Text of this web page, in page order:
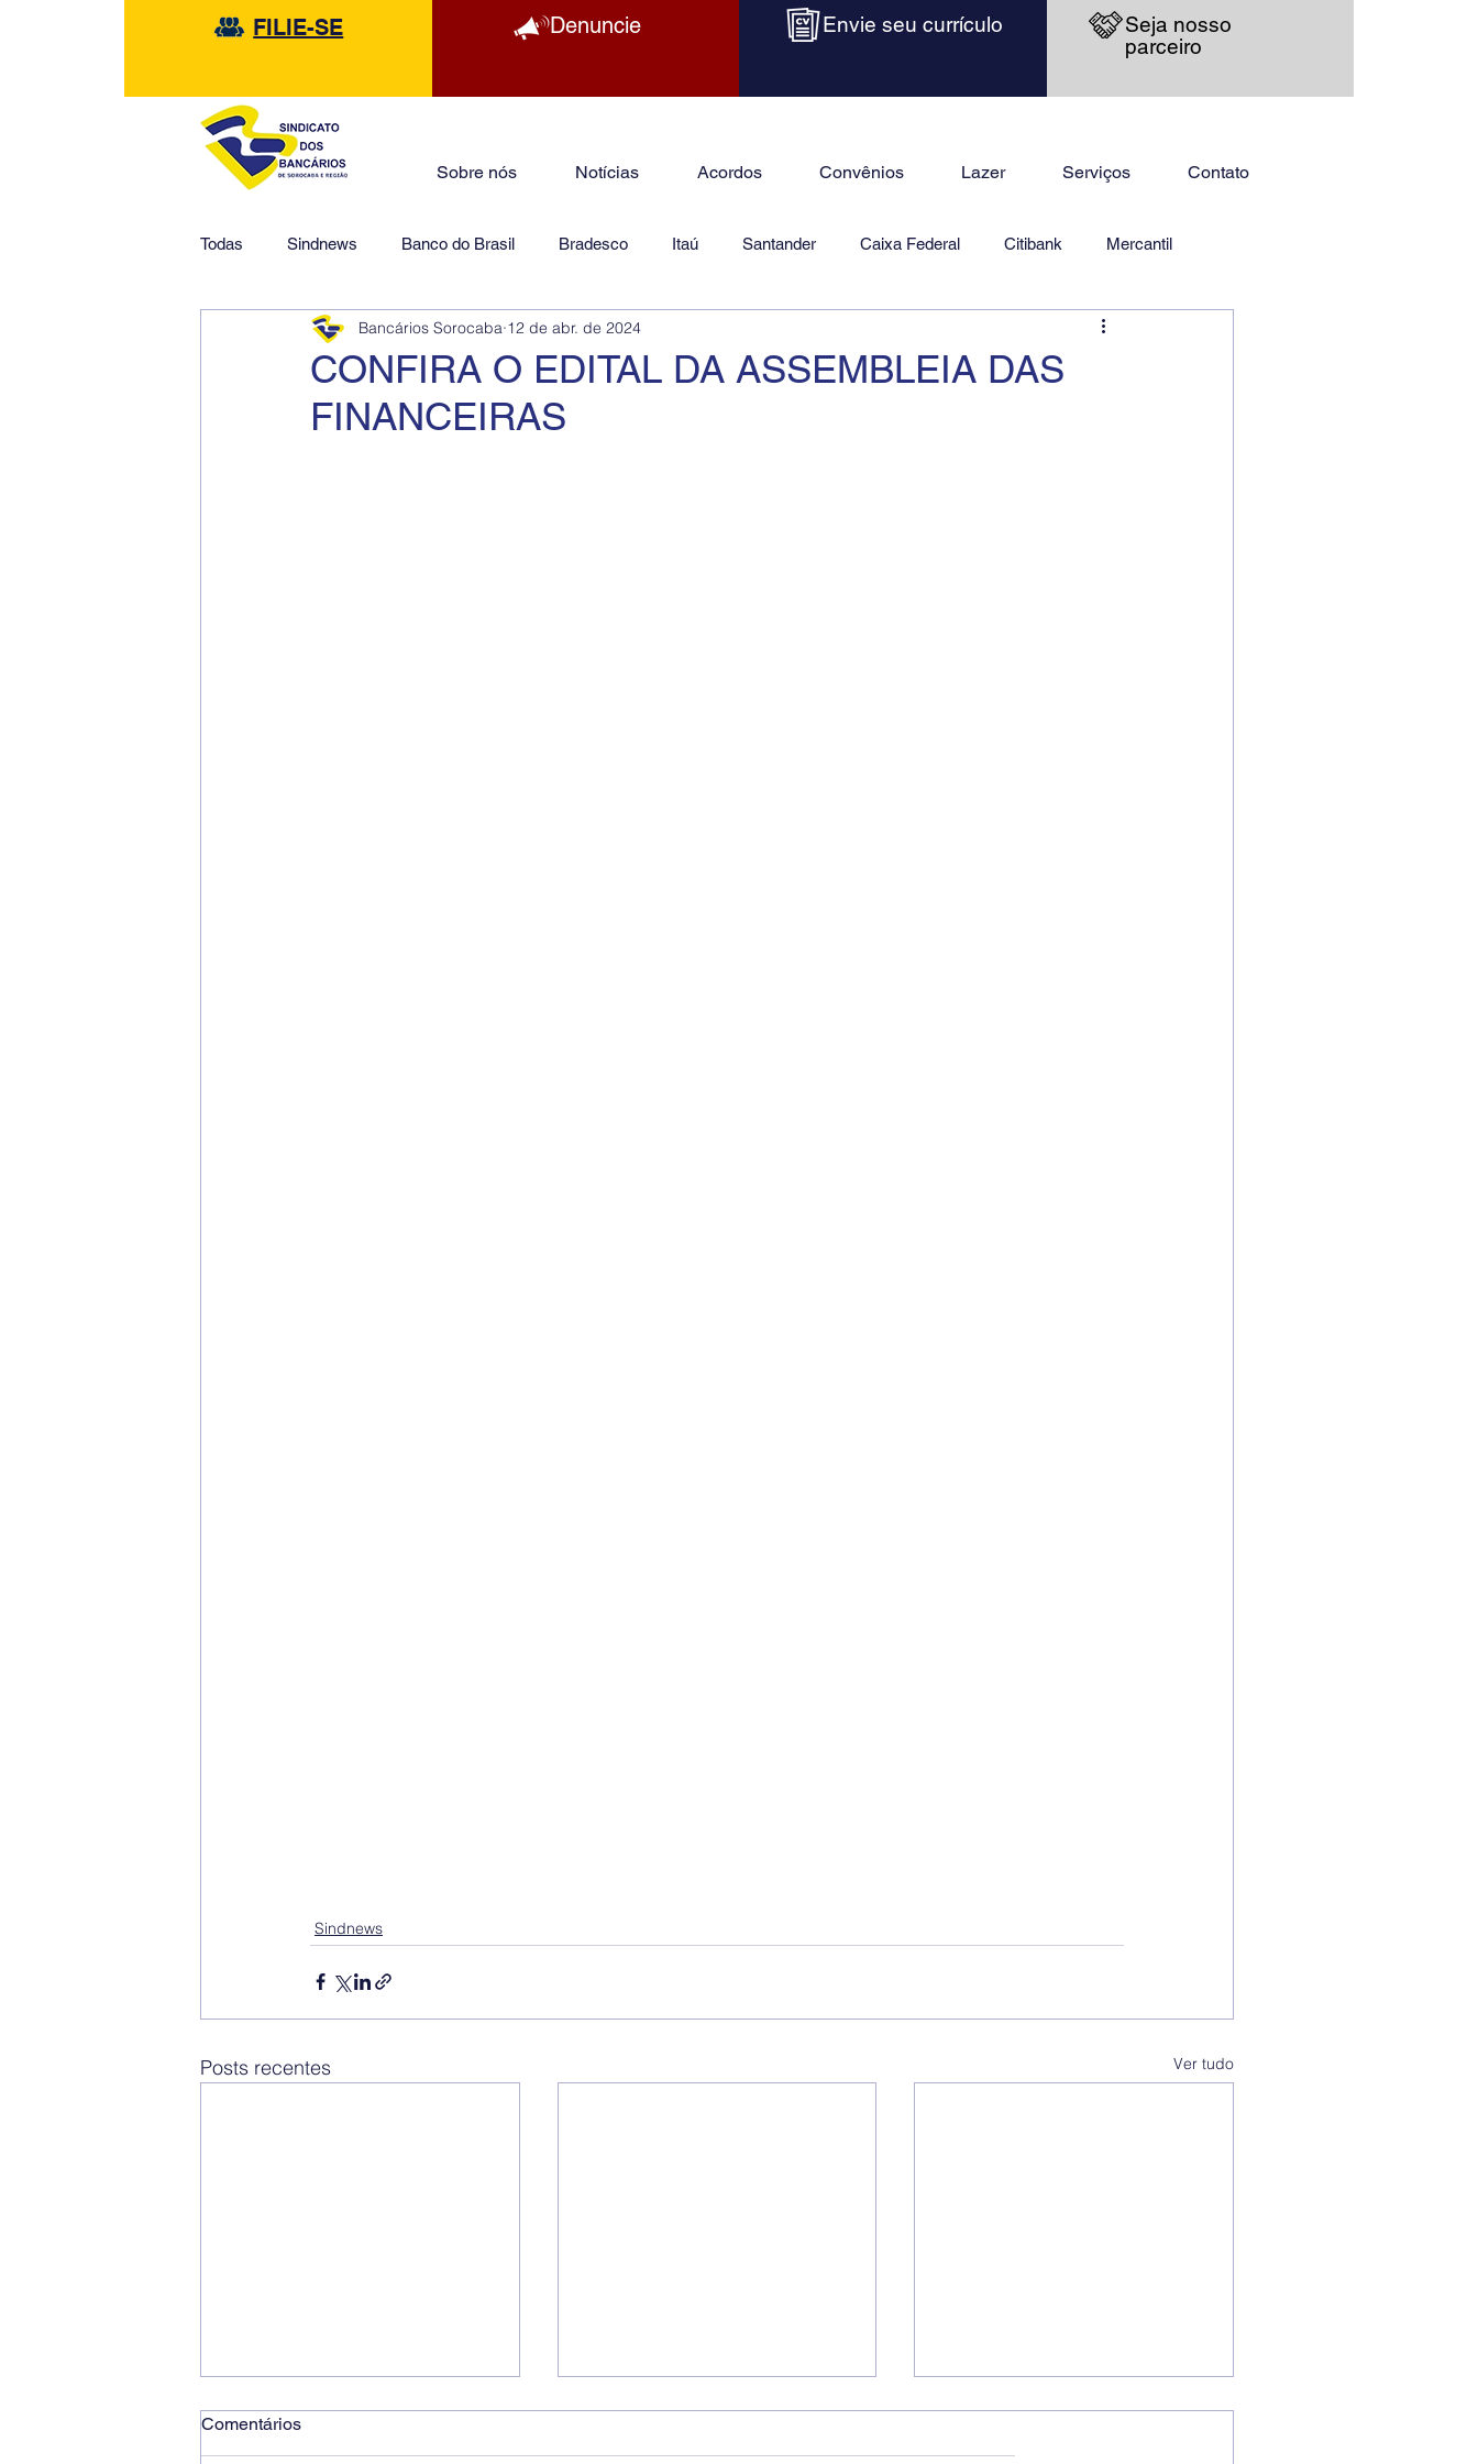
FILIE-SE Denuncie Envie seu currículo
Seja nosso
parceiro
Sobre nós Notícias Acordos Convênios Lazer Serviços Contato
Todas Sindnews Banco do Brasil Bradesco Itaú Santander Caixa Federal Citibank Mercantil
HSBC Financeiras Jurídico
CONFIRA O EDITAL DA ASSEMBLEIA DAS
FINANCEIRAS
Bancários Sorocaba 12 de abr. de 2024
Sindnews
Posts recentes Ver tudo
Comentários